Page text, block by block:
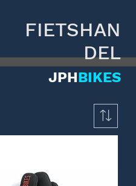
FIETSHAN
DEL
JPHBIKES